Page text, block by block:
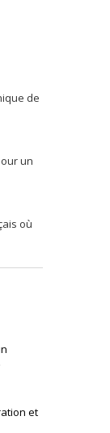
de
un
où
et